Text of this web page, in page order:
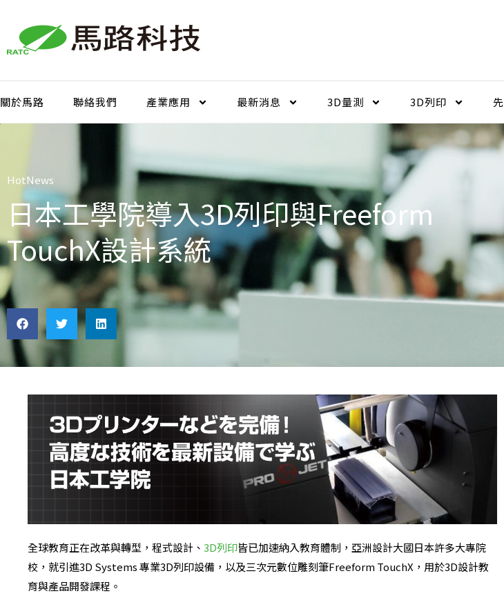
要
關於馬路
聯絡我們 產業應用 最新消息 3D量測 3D列印
HotNews
日本工學院導入3D列印與Freeform
TouchX設計系統
全球教育正在改革與轉型，程式設計、 3D列印皆已加速納入教育體制，亞洲設計大國日本許多大專院
校，就引進3D Systems 專業3D列印設備，以及三次元數位雕刻筆Freeform TouchX，用於3D設計教
育與產品開發課程。